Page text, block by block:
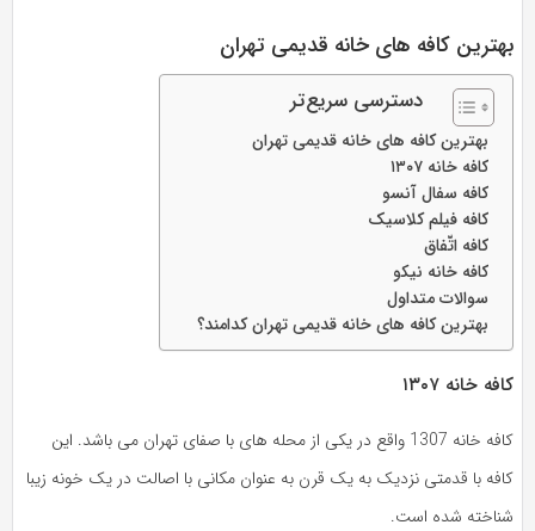
بهترین کافه های خانه قدیمی تهران
دسترسی سریع‌تر
بهترین کافه های خانه قدیمی تهران
کافه خانه ۱۳۰۷
کافه سفال آنسو
کافه فیلم کلاسیک
کافه اتّفاق
کافه خانه نیکو
سوالات متداول
بهترین کافه های خانه قدیمی تهران کدامند؟
کافه خانه ۱۳۰۷
کافه خانه 1307 واقع در یکی از محله های با صفای تهران می باشد. این
کافه با قدمتی نزدیک به یک قرن به عنوان مکانی با اصالت در یک خونه زیبا
شناخته شده است.